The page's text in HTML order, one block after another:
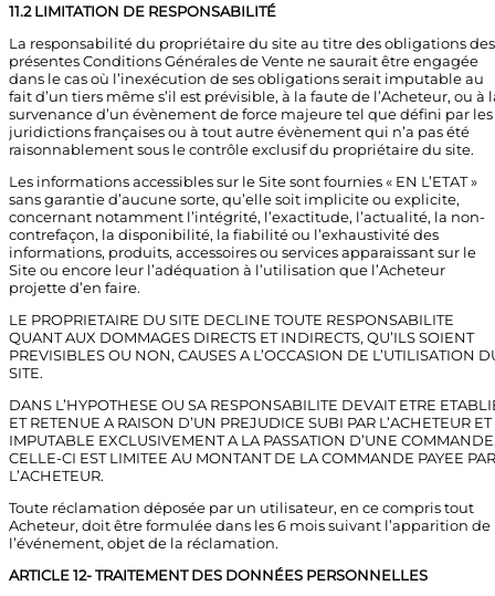
11.2 LIMITATION DE RESPONSABILITÉ
La responsabilité du propriétaire du site au titre des obligations des
présentes Conditions Générales de Vente ne saurait être engagée
dans le cas où l’inexécution de ses obligations serait imputable au
fait d’un tiers même s’il est prévisible, à la faute de l’Acheteur, ou à
survenance d’un évènement de force majeure tel que défini par les
juridictions françaises ou à tout autre évènement qui n’a pas été
raisonnablement sous le contrôle exclusif du propriétaire du site.
Les informations accessibles sur le Site sont fournies « EN L’ETAT »
sans garantie d’aucune sorte, qu’elle soit implicite ou explicite,
concernant notamment l’intégrité, l’exactitude, l’actualité, la non-
contrefaçon, la disponibilité, la fiabilité ou l’exhaustivité des
informations, produits, accessoires ou services apparaissant sur le
Site ou encore leur l’adéquation à l’utilisation que l’Acheteur
projette d’en faire.
LE PROPRIETAIRE DU SITE DECLINE TOUTE RESPONSABILITE
QUANT AUX DOMMAGES DIRECTS ET INDIRECTS, QU’ILS SOIENT
PREVISIBLES OU NON, CAUSES A L’OCCASION DE L’UTILISATION
SITE.
DANS L’HYPOTHESE OU SA RESPONSABILITE DEVAIT ETRE
ET RETENUE A RAISON D’UN PREJUDICE SUBI PAR L’ACHETEUR ET
IMPUTABLE EXCLUSIVEMENT A LA PASSATION D’UNE
CELLE-CI EST LIMITEE AU MONTANT DE LA COMMANDE PAYEE PAR
L’ACHETEUR.
Toute réclamation déposée par un utilisateur, en ce compris tout
Acheteur, doit être formulée dans les 6 mois suivant l’apparition de
l’événement, objet de la réclamation.
ARTICLE 12- TRAITEMENT DES DONNÉES PERSONNELLES